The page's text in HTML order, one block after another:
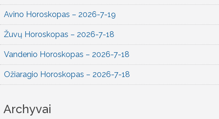
Avino Horoskopas – 2026-7-19
Žuvų Horoskopas – 2026-7-18
Vandenio Horoskopas – 2026-7-18
Ožiaragio Horoskopas – 2026-7-18
Archyvai